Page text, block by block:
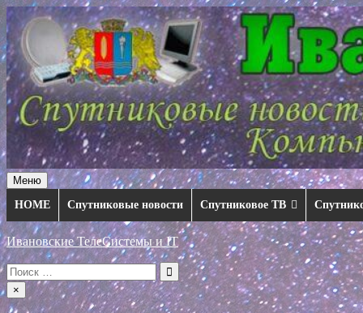
Перейти
к
содержимому
Меню
HOME
Спутниковые новости Спутниковое ТВ
Ивановские ТелеСистемы и IT
Искать:
×